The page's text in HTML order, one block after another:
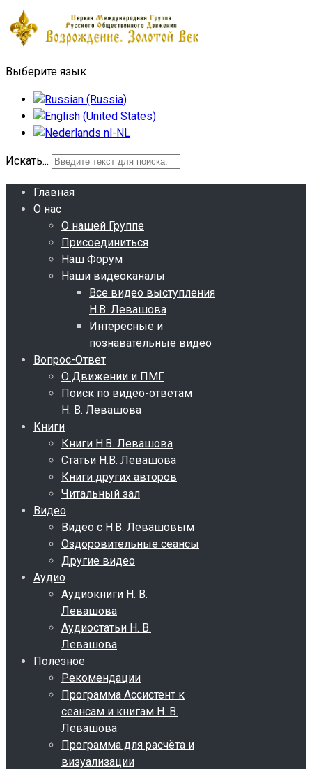
Выберите язык
Искать...
Главная
О нас
О нашей Группе
Присоединиться
Наш Форум
Наши видеоканалы
Все видео выступления
Н.В. Левашова
Интересные и
познавательные видео
Вопрос-Ответ
О Движении и ПМГ
Поиск по видео-ответам
Н. В. Левашова
Книги
Книги Н.В. Левашова
Статьи Н.В. Левашова
Книги других авторов
Читальный зал
Видео
Видео с Н.В. Левашовым
Оздоровительные сеансы
Другие видео
Аудио
Аудиокниги Н. В.
Левашова
Аудиостатьи Н. В.
Левашова
Полезное
Рекомендации
Программа Ассистент к
сеансам и книгам Н. В.
Левашова
Программа для расчёта и
визуализации